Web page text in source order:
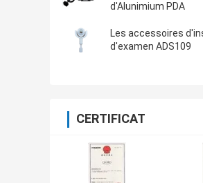
d'Alunimium PDA
Les accessoires
d'examen ADS109
CERTIFICAT